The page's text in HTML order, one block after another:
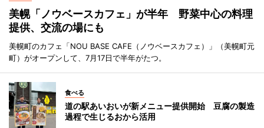
美幌「ノウベースカフェ」が半年 野菜中心の料理
提供、交流の場にも
美幌町のカフェ「NOU BASE CAFE（ノウベースカフェ）」（美幌町元
町）がオープンして、7月17日で半年がたつ。
食べる
道の駅あいおいが新メニュー提供開始 豆腐の製造
過程で生じるおから活用